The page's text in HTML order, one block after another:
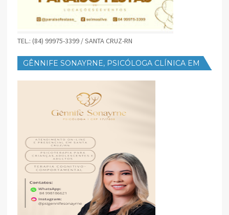
TEL.: (84) 99975-3399 / SANTA CRUZ-RN
GÊNNIFE SONAYRNE, PSICÓLOGA CLÍNICA EM